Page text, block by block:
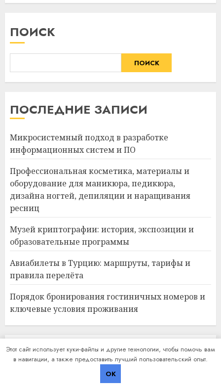
ПОИСК
ПОИСК
ПОСЛЕДНИЕ ЗАПИСИ
Микросистемный подход в разработке
информационных систем и ПО
Профессиональная косметика, материалы и
оборудование для маникюра, педикюра,
дизайна ногтей, депиляции и наращивания
ресниц
Музей криптографии: история, экспозиции и
образовательные программы
Авиабилеты в Турцию: маршруты, тарифы и
правила перелёта
Порядок бронирования гостиничных номеров и
ключевые условия проживания
АРХИВ
Этот сайт использует куки-файлы и другие технологии, чтобы помочь вам
в навигации, а также предоставить лучший пользовательский опыт.
OK